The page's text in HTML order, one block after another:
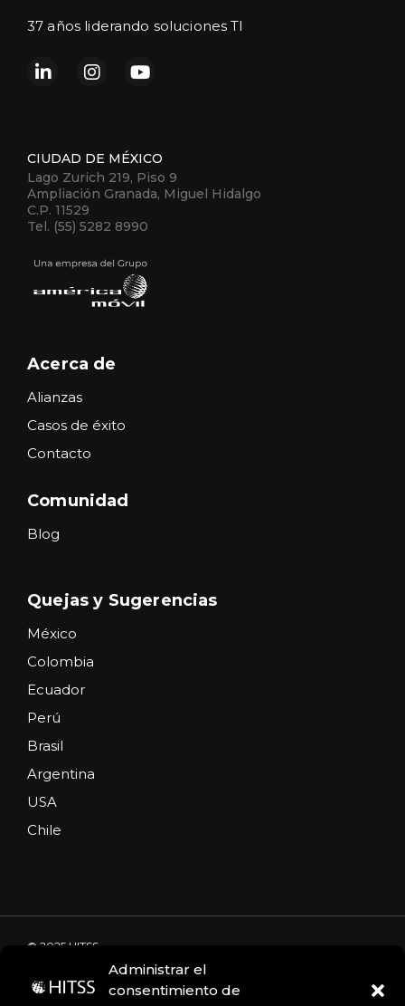
Administrar el
consentimiento de
37 años liderando soluciones TI
CIUDAD DE MÉXICO
Lago Zurich 219, Piso 9
Ampliación Granada, Miguel Hidalgo
C.P. 11529
Tel. (55) 5282 8990
Acerca de
Alianzas
Casos de éxito
Contacto
Comunidad
Blog
Quejas y Sugerencias
México
Colombia
Ecuador
Perú
Brasil
Argentina
USA
Chile
© 2025 HITSS